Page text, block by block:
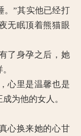
”其实他已经打
无眠顶着熊猫眼
了身孕之后，她
里是温馨也是
为他的女人。
心换来她的心甘